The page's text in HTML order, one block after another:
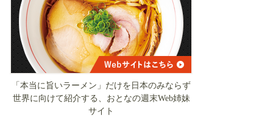
「本当に旨いラーメン」だけを日本のみならず
世界に向けて紹介する、おとなの週末Web姉妹
サイト